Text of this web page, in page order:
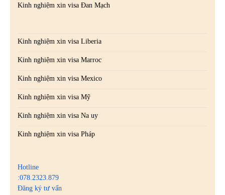
Kinh nghiệm xin visa Đan Mạch
Kinh nghiệm xin visa Liberia
Kinh nghiệm xin visa Marroc
Kinh nghiệm xin visa Mexico
Kinh nghiệm xin visa Mỹ
Kinh nghiệm xin visa Na uy
Kinh nghiệm xin visa Pháp
Hotline
:078.2323.879
Đăng ký tư vấn